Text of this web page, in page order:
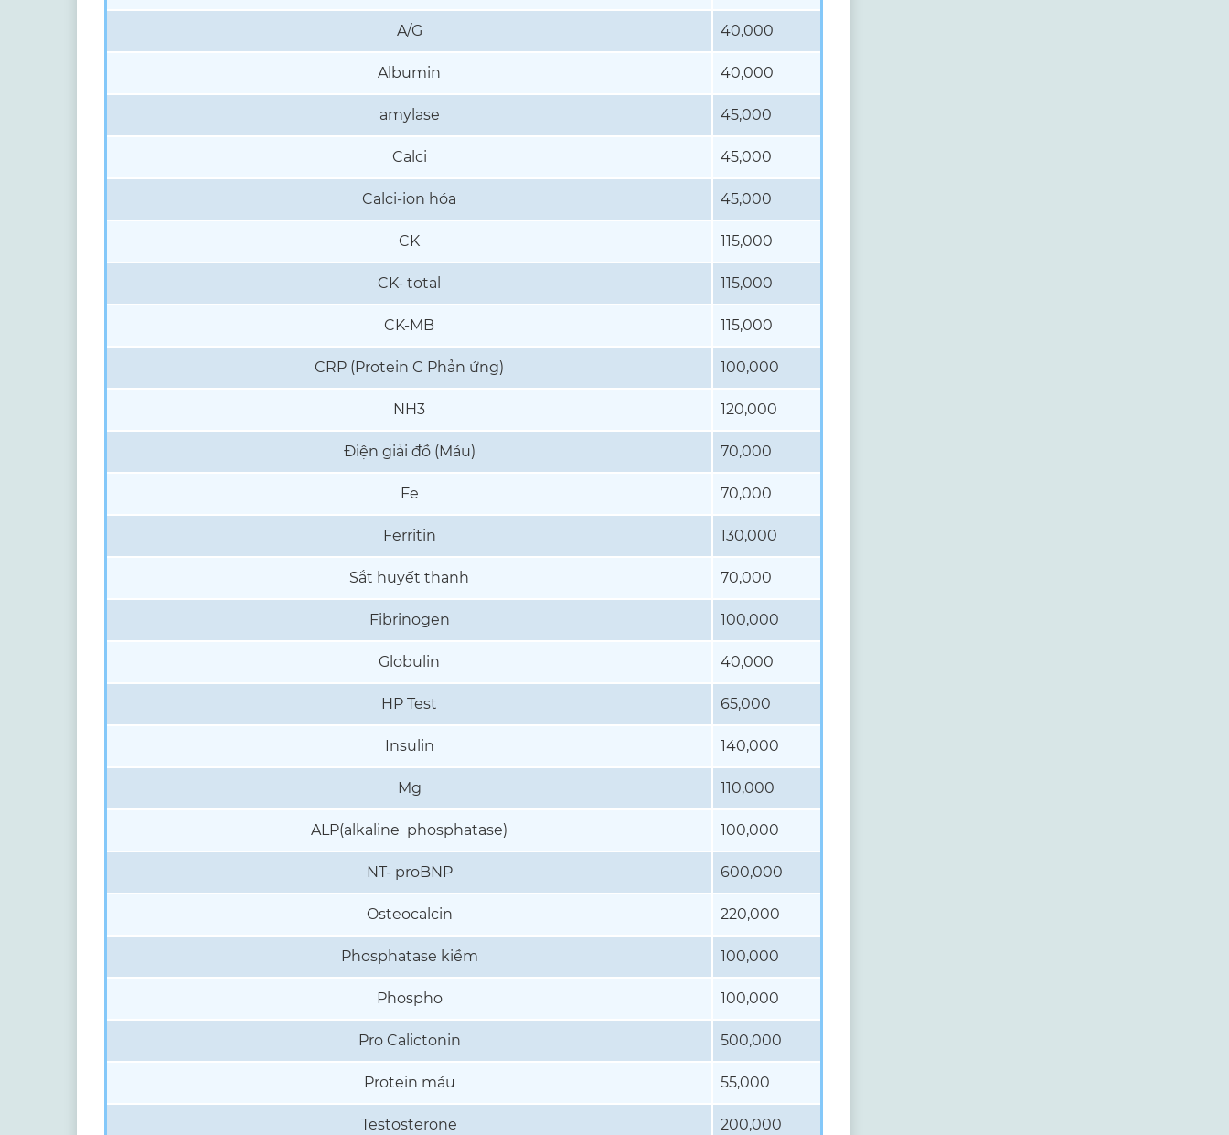
A/G 40,000
Albumin 40,000
amylase 45,000
Calci 45,000
Calci-ion hóa 45,000
CK 115,000
CK- total 115,000
CK-MB 115,000
CRP (Protein C Phản ứng) 100,000
NH3 120,000
Điện giải đồ (Máu) 70,000
Fe 70,000
Ferritin 130,000
Sắt huyết thanh 70,000
Fibrinogen 100,000
Globulin 40,000
HP Test 65,000
Insulin 140,000
Mg 110,000
ALP(alkaline phosphatase) 100,000
NT- proBNP 600,000
Osteocalcin 220,000
Phosphatase kiềm 100,000
Phospho 100,000
Pro Calictonin 500,000
Protein máu 55,000
Testosterone 200,000